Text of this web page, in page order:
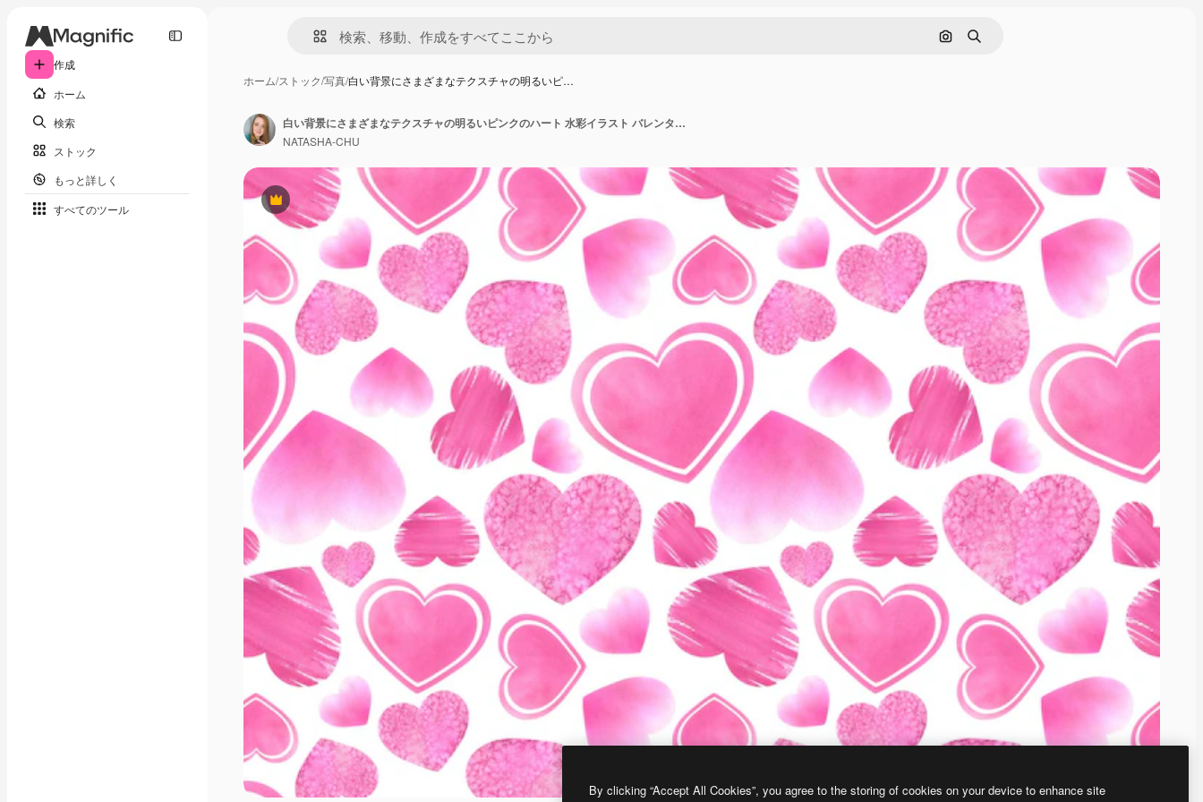
作成
ホーム
検索
ストック
もっと詳しく
すべてのツール
画像で検索
検索
ホーム/ストック/写真/白い背景にさまざまなテクスチャの明るいピ…
Premium
白い背景にさまざまなテクスチャの明るいピンクのハート 水彩イラスト バレンタインデー コレクションからのシームレスなパターン 包装紙の装飾とデザイン用
NATASHA-CHU
By clicking “Accept All Cookies”, you agree to the storing of cookies on your device to enhance site